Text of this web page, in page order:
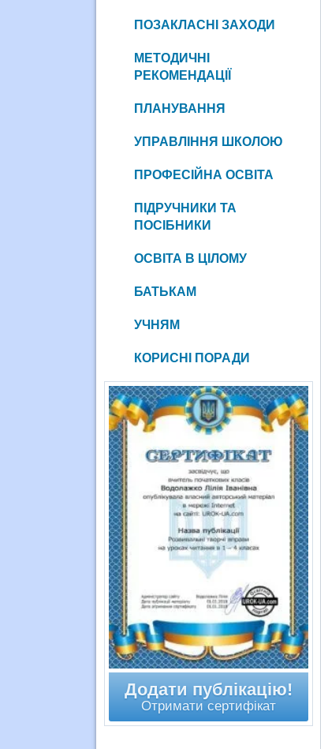
ПОЗАКЛАСНІ ЗАХОДИ
МЕТОДИЧНІ
РЕКОМЕНДАЦІЇ
ПЛАНУВАННЯ
УПРАВЛІННЯ ШКОЛОЮ
ПРОФЕСІЙНА ОСВІТА
ПІДРУЧНИКИ ТА
ПОСІБНИКИ
ОСВІТА В ЦІЛОМУ
БАТЬКАМ
УЧНЯМ
КОРИСНІ ПОРАДИ
Додати публікацію!
Отримати сертифікат